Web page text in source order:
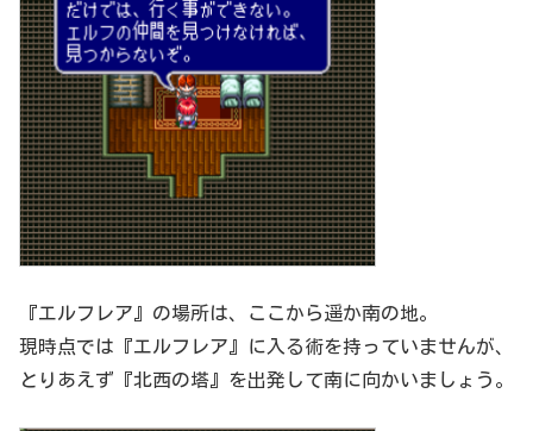
『エルフレア』の場所は、ここから遥か南の地。
現時点では『エルフレア』に入る術を持っていませんが、
とりあえず『北西の塔』を出発して南に向かいましょう。